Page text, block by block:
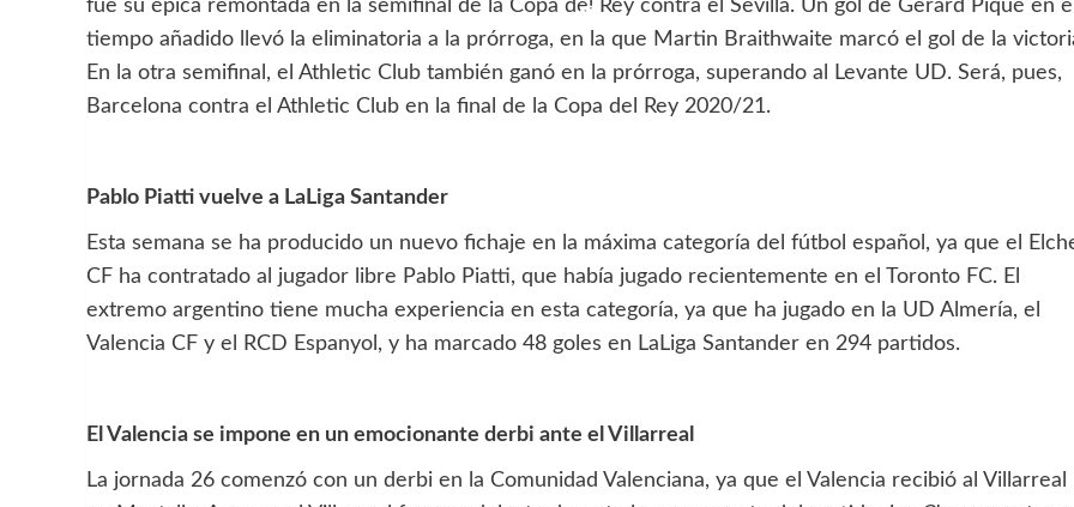
fue su épica remontada en la semifinal de la Copa del Rey contra el Sevilla. Un gol de Gerard Piqué en
tiempo añadido llevó la eliminatoria a la prórroga, en la que Martin Braithwaite marcó el gol de la
En la otra semifinal, el Athletic Club también ganó en la prórroga, superando al Levante UD. Será, pues,
Barcelona contra el Athletic Club en la final de la Copa del Rey 2020/21.
Pablo Piatti vuelve a LaLiga Santander
Esta semana se ha producido un nuevo fichaje en la máxima categoría del fútbol español, ya que el
CF ha contratado al jugador libre Pablo Piatti, que había jugado recientemente en el Toronto FC. El
extremo argentino tiene mucha experiencia en esta categoría, ya que ha jugado en la UD Almería, el
Valencia CF y el RCD Espanyol, y ha marcado 48 goles en LaLiga Santander en 294 partidos.
El Valencia se impone en un emocionante derbi ante el Villarreal
La jornada 26 comenzó con un derbi en la Comunidad Valenciana, ya que el Valencia recibió al Villarreal